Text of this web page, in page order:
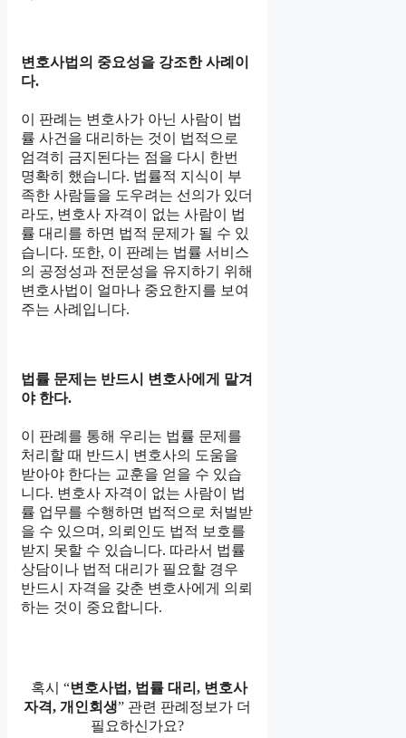
변호사법의 중요성을 강조한 사례이
다.
이 판례는 변호사가 아닌 사람이 법
률 사건을 대리하는 것이 법적으로
엄격히 금지된다는 점을 다시 한번
명확히 했습니다. 법률적 지식이 부
족한 사람들을 도우려는 선의가 있더
라도, 변호사 자격이 없는 사람이 법
률 대리를 하면 법적 문제가 될 수 있
습니다. 또한, 이 판례는 법률 서비스
의 공정성과 전문성을 유지하기 위해
변호사법이 얼마나 중요한지를 보여
주는 사례입니다.
법률 문제는 반드시 변호사에게 맡겨
야 한다.
이 판례를 통해 우리는 법률 문제를
처리할 때 반드시 변호사의 도움을
받아야 한다는 교훈을 얻을 수 있습
니다. 변호사 자격이 없는 사람이 법
률 업무를 수행하면 법적으로 처벌받
을 수 있으며, 의뢰인도 법적 보호를
받지 못할 수 있습니다. 따라서 법률
상담이나 법적 대리가 필요할 경우
반드시 자격을 갖춘 변호사에게 의뢰
하는 것이 중요합니다.
혹시 “변호사법, 법률 대리, 변호사
자격, 개인회생” 관련 판례정보가 더
필요하신가요?